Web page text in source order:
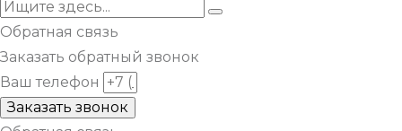
Обратная связь
Заказать обратный звонок
Ваш телефон
Заказать звонок